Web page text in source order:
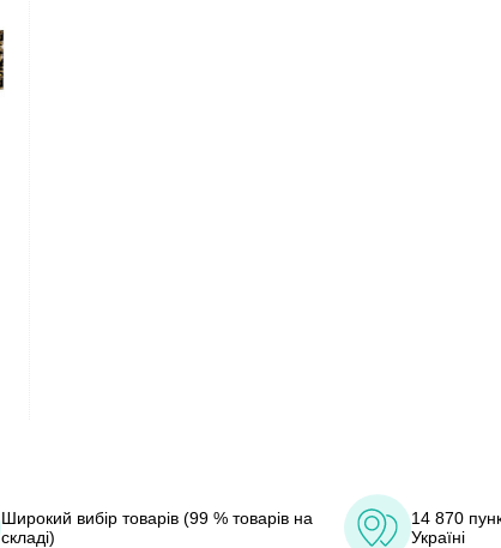
Широкий вибір товарів (99 % товарів на
складі)
14 870
Україні